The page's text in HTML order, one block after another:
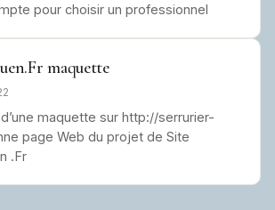
pour choisir un professionnel
maquette
maquette sur http://serrurier-
page Web du projet de Site
.Fr